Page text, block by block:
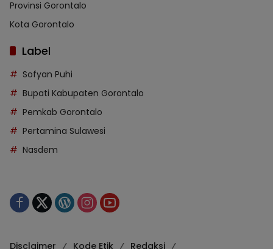
Provinsi Gorontalo
Kota Gorontalo
Label
Sofyan Puhi
Bupati Kabupaten Gorontalo
Pemkab Gorontalo
Pertamina Sulawesi
Nasdem
Disclaimer Kode Etik Redaksi